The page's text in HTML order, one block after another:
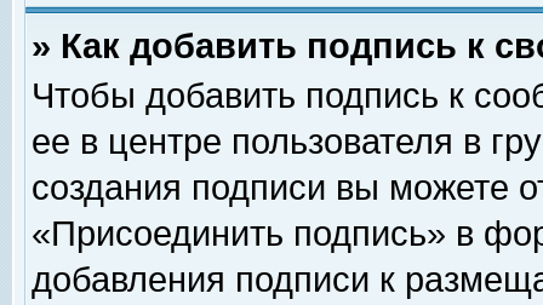
» Как добавить подпись к
Чтобы добавить подпись к
ее в центре пользователя в
создания подписи вы можете
«Присоединить подпись» в
добавления подписи к